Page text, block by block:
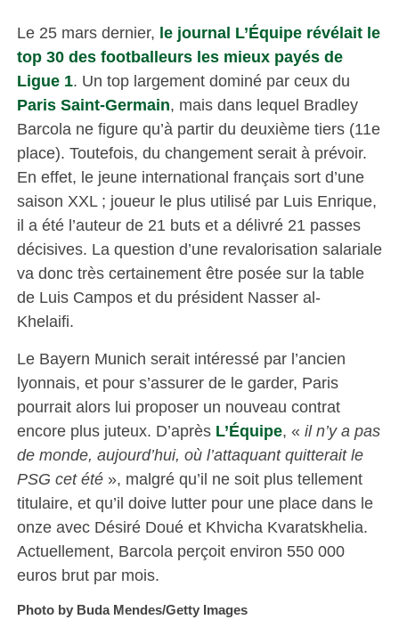
Le 25 mars dernier, le journal L’Équipe révélait le
top 30 des footballeurs les mieux payés de
Ligue 1. Un top largement dominé par ceux du
Paris Saint-Germain, mais dans lequel Bradley
Barcola ne figure qu’à partir du deuxième tiers (11e
place). Toutefois, du changement serait à prévoir.
En effet, le jeune international français sort d’une
saison XXL ; joueur le plus utilisé par Luis Enrique,
il a été l’auteur de 21 buts et a délivré 21 passes
décisives. La question d’une revalorisation salariale
va donc très certainement être posée sur la table
de Luis Campos et du président Nasser al-
Khelaifi.
Le Bayern Munich serait intéressé par l’ancien
lyonnais, et pour s’assurer de le garder, Paris
pourrait alors lui proposer un nouveau contrat
encore plus juteux. D’après L’Équipe, « il n’y a pas
de monde, aujourd’hui, où l’attaquant quitterait le
PSG cet été », malgré qu’il ne soit plus tellement
titulaire, et qu’il doive lutter pour une place dans le
onze avec Désiré Doué et Khvicha Kvaratskhelia.
Actuellement, Barcola perçoit environ 550 000
euros brut par mois.
Photo by Buda Mendes/Getty Images